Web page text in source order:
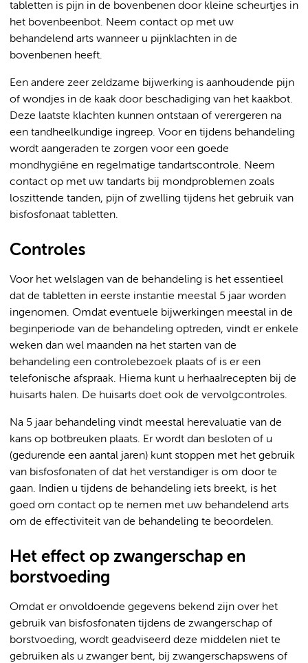
tabletten is pijn in de bovenbenen door kleine scheurtjes in
het bovenbeenbot. Neem contact op met uw
behandelend arts wanneer u pijnklachten in de
bovenbenen heeft.
Een andere zeer zeldzame bijwerking is aanhoudende pijn
of wondjes in de kaak door beschadiging van het kaakbot.
Deze laatste klachten kunnen ontstaan of verergeren na
een tandheelkundige ingreep. Voor en tijdens behandeling
wordt aangeraden te zorgen voor een goede
mondhygiëne en regelmatige tandartscontrole. Neem
contact op met uw tandarts bij mondproblemen zoals
loszittende tanden, pijn of zwelling tijdens het gebruik van
bisfosfonaat tabletten.
Controles
Voor het welslagen van de behandeling is het essentieel
dat de tabletten in eerste instantie meestal 5 jaar worden
ingenomen. Omdat eventuele bijwerkingen meestal in de
beginperiode van de behandeling optreden, vindt er enkele
weken dan wel maanden na het starten van de
behandeling een controlebezoek plaats of is er een
telefonische afspraak. Hierna kunt u herhaalrecepten bij de
huisarts halen. De huisarts doet ook de vervolgcontroles.
Na 5 jaar behandeling vindt meestal herevaluatie van de
kans op botbreuken plaats. Er wordt dan besloten of u
(gedurende een aantal jaren) kunt stoppen met het gebruik
van bisfosfonaten of dat het verstandiger is om door te
gaan. Indien u tijdens de behandeling iets breekt, is het
goed om contact op te nemen met uw behandelend arts
om de effectiviteit van de behandeling te beoordelen.
Het effect op zwangerschap en
borstvoeding
Omdat er onvoldoende gegevens bekend zijn over het
gebruik van bisfosfonaten tijdens de zwangerschap of
borstvoeding, wordt geadviseerd deze middelen niet te
gebruiken als u zwanger bent, bij zwangerschapswens of